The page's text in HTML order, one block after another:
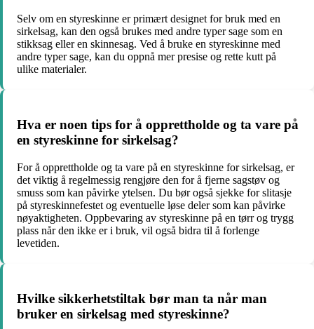
Selv om en styreskinne er primært designet for bruk med en
sirkelsag, kan den også brukes med andre typer sage som en
stikksag eller en skinnesag. Ved å bruke en styreskinne med
andre typer sage, kan du oppnå mer presise og rette kutt på
ulike materialer.
Hva er noen tips for å opprettholde og ta vare på
en styreskinne for sirkelsag?
For å opprettholde og ta vare på en styreskinne for sirkelsag, er
det viktig å regelmessig rengjøre den for å fjerne sagstøv og
smuss som kan påvirke ytelsen. Du bør også sjekke for slitasje
på styreskinnefestet og eventuelle løse deler som kan påvirke
nøyaktigheten. Oppbevaring av styreskinne på en tørr og trygg
plass når den ikke er i bruk, vil også bidra til å forlenge
levetiden.
Hvilke sikkerhetstiltak bør man ta når man
bruker en sirkelsag med styreskinne?